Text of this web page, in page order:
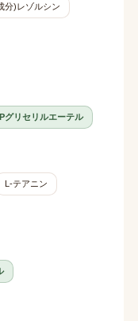
分)レゾルシン
グリセリルエーテル
L-テアニン